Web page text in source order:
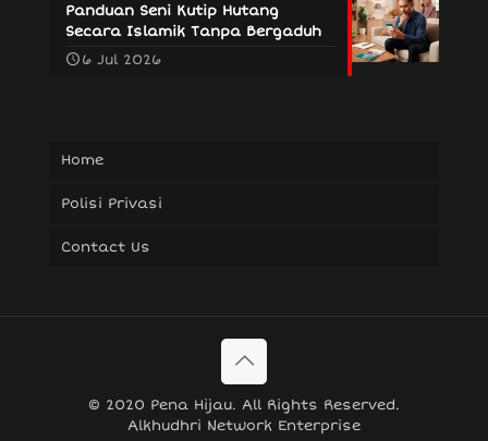
Panduan Seni Kutip Hutang
Secara Islamik Tanpa Bergaduh
6 Jul 2026
Home
Polisi Privasi
Contact Us
© 2020 Pena Hijau. All Rights Reserved.
Alkhudhri Network Enterprise